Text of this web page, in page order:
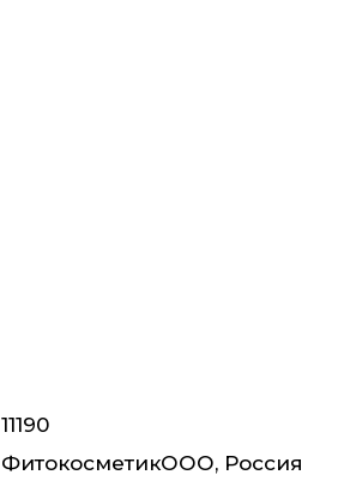
11190
ФитокосметикООО, Россия